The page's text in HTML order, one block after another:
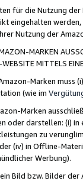
für die Nutzung
eingehalten
Nutzung der
MARKEN
MITTELS
Marken muss
(wie im
Marken
oder darstellen: (i) in
zu
(iv) in Offline-
Werbung).
Bild bzw. Bilder